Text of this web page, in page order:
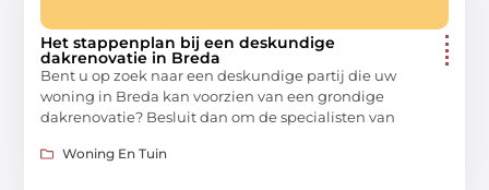
Het stappenplan bij een deskundige
dakrenovatie in Breda
Bent u op zoek naar een deskundige partij die uw
woning in Breda kan voorzien van een grondige
dakrenovatie? Besluit dan om de specialisten van
Woning En Tuin